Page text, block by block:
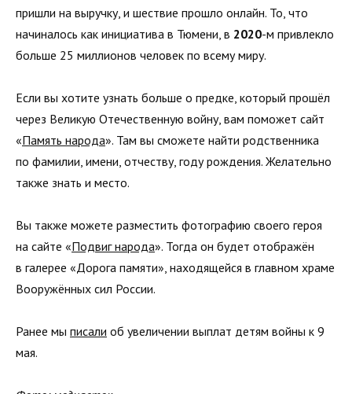
пришли на выручку, и шествие прошло онлайн. То, что
начиналось как инициатива в Тюмени, в 2020-м привлекло
больше 25 миллионов человек по всему миру.
Если вы хотите узнать больше о предке, который прошёл
через Великую Отечественную войну, вам поможет сайт
«Память народа». Там вы сможете найти родственника
по фамилии, имени, отчеству, году рождения. Желательно
также знать и место.
Вы также можете разместить фотографию своего героя
на сайте «Подвиг народа». Тогда он будет отображён
в галерее «Дорога памяти», находящейся в главном храме
Вооружённых сил России.
Ранее мы писали об увеличении выплат детям войны к 9
мая.